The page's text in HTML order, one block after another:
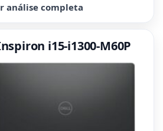
análise completa
i15-i1300-M60P